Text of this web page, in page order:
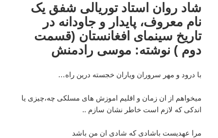
شاد روان استاد توریالی شفق یک
نام معروف، پایدار و جاودانه در
تاریخ سینمای افغانستان (قسمت
دوم ) نوشته: موسی رادمنش
با درود و مهر سروران ویاران خجسته درین راه…
میخواهم از ان زمان ‌و اقلیم اموزش های مسلکی چه،چیزی يا
اندکی که لازم است خاطر نشان سازم ..
مرا عهديست باشادی که شادی ان من باشد